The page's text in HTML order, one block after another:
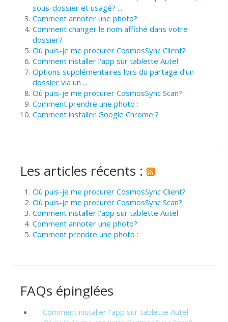
sous-dossier et usagé? ...
Comment annoter une photo?
Comment changer le nom affiché dans votre
dossier?
Où puis-je me procurer CosmosSync Client?
Comment installer l'app sur tablette Autel
Options supplémentaires lors du partage d’un
dossier via un ...
Où puis-je me procurer CosmosSync Scan?
Comment prendre une photo :
Comment installer Google Chrome ?
Les articles récents :
Où puis-je me procurer CosmosSync Client?
Où puis-je me procurer CosmosSync Scan?
Comment installer l'app sur tablette Autel
Comment annoter une photo?
Comment prendre une photo :
FAQs épinglées
Comment installer l'app sur tablette Autel